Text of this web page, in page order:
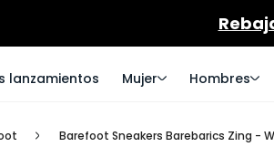
lanzamientos Mujer Hombres
Barefoot Sneakers Barebarics Zing -